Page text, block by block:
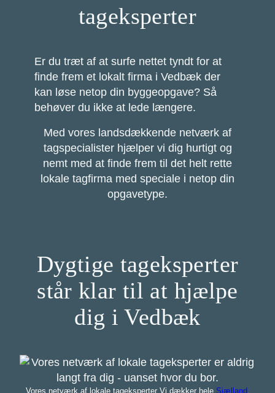
tageksperter
Er du træt af at surfe nettet tyndt for at
finde frem et lokalt firma i Vedbæk der
kan løse netop din byggeopgave? Så
behøver du ikke at lede længere.
Med vores landsdækkende netværk af
tagspecialister hjælper vi dig hurtigt og
nemt med at finde frem til det helt rette
lokale tagfirma med speciale i netop din
opgavetype.
Dygtige tageksperter
står klar til at hjælpe
dig i Vedbæk
Vores netværk af lokale tageksperter Vi dækker hele Sjælland